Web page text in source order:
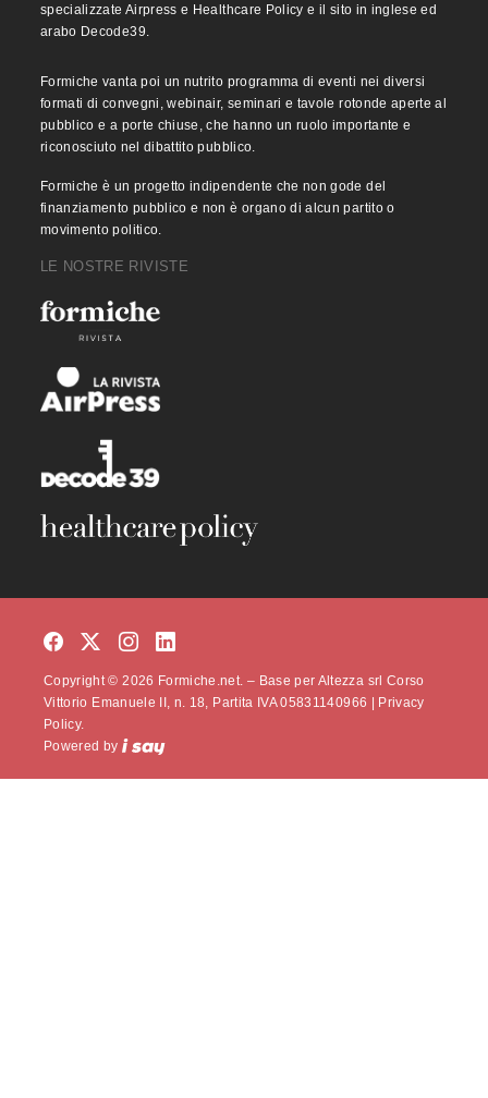
specializzate Airpress e Healthcare Policy e il sito in inglese ed
arabo Decode39.
Formiche vanta poi un nutrito programma di eventi nei diversi
formati di convegni, webinair, seminari e tavole rotonde aperte al
pubblico e a porte chiuse, che hanno un ruolo importante e
riconosciuto nel dibattito pubblico.
Formiche è un progetto indipendente che non gode del
finanziamento pubblico e non è organo di alcun partito o
movimento politico.
LE NOSTRE RIVISTE
Copyright © 2026 Formiche.net. – Base per Altezza srl Corso
Vittorio Emanuele II, n. 18, Partita IVA 05831140966 | Privacy
Policy.
Powered by